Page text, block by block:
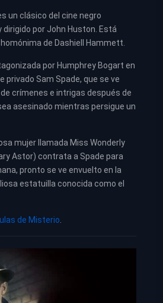
un clásico del cine negro
dirigido por John Huston. Está
de Dashiell Hammett.
por Humphrey Bogart en
privado Sam Spade, que se ve
crímenes e intrigas después de
asesinado mientras persigue un
mujer llamada Miss Wonderly
Astor) contrata a Spade para
pronto se ve envuelto en la
estatuilla conocida como el
de Misterio